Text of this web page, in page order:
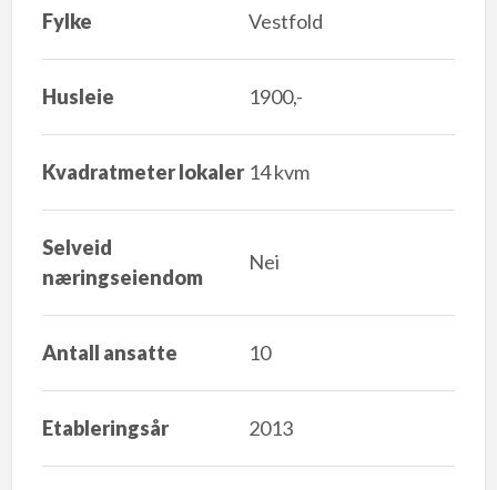
Fylke Vestfold
Husleie 1900,-
Kvadratmeter lokaler 14 kvm
Selveid
næringseiendom
Nei
Antall ansatte 10
Etableringsår 2013